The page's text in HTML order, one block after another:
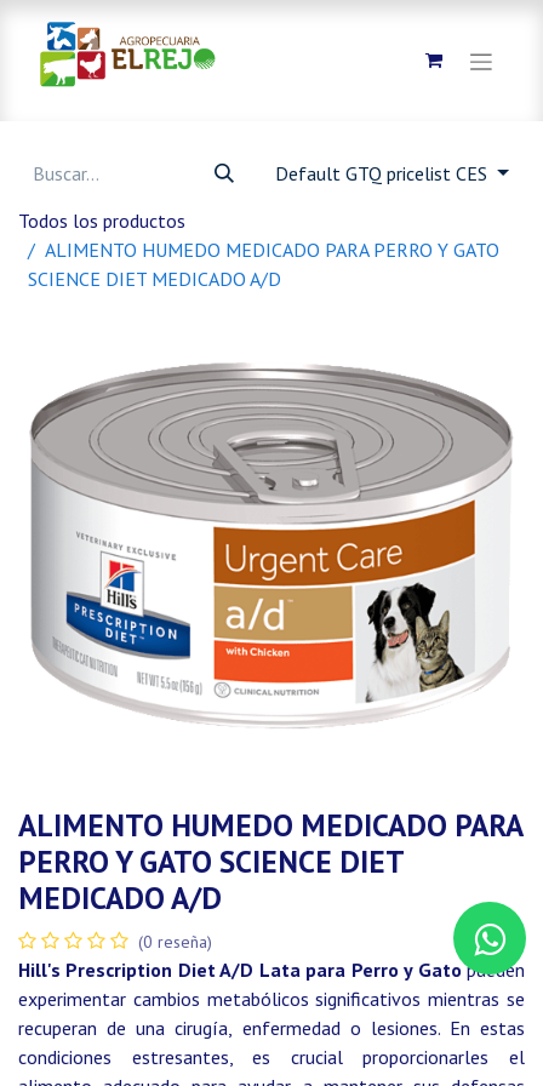
Default GTQ pricelist CES
Todos los productos
ALIMENTO HUMEDO MEDICADO PARA PERRO Y GATO
SCIENCE DIET MEDICADO A/D
ALIMENTO HUMEDO MEDICADO PARA
PERRO Y GATO SCIENCE DIET
MEDICADO A/D
(0 reseña)
Hill's Prescription Diet A/D Lata para Perro y Gatopueden
experimentar cambios metabólicos significativos mientras se
recuperan de una cirugía, enfermedad o lesiones. En estas
condiciones estresantes, es crucial proporcionarles el